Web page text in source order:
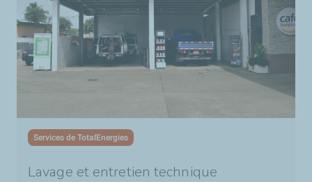
Services de TotalEnergies
Lavage et entretien technique